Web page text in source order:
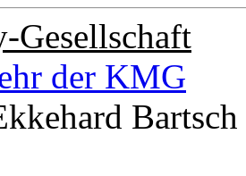
Gesellschaft
der KMG
Bartsch